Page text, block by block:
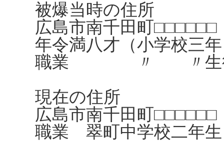
被爆当時の住所
広島市南千田町□□□□□□
年令満八才（小学校三
職業 〃 〃生
現在の住所
広島市南千田町□□□□□□
職業 翠町中学校二年生